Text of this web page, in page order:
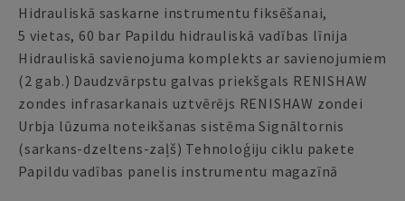
Hidrauliskā saskarne instrumentu fiksēšanai,
5 vietas, 60 bar Papildu hidrauliskā vadības līnija
Hidrauliskā savienojuma komplekts ar savienojumiem
(2 gab.) Daudzvārpstu galvas priekšgals RENISHAW
zondes infrasarkanais uztvērējs RENISHAW zondei
Urbja lūzuma noteikšanas sistēma Signāltornis
(sarkans-dzeltens-zaļš) Tehnoloģiju ciklu pakete
Papildu vadības panelis instrumentu magazīnā